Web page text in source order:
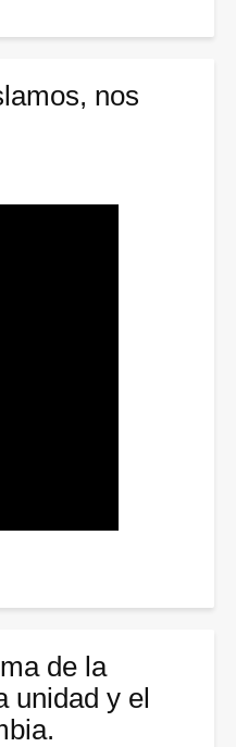
nos
de la
unidad y el